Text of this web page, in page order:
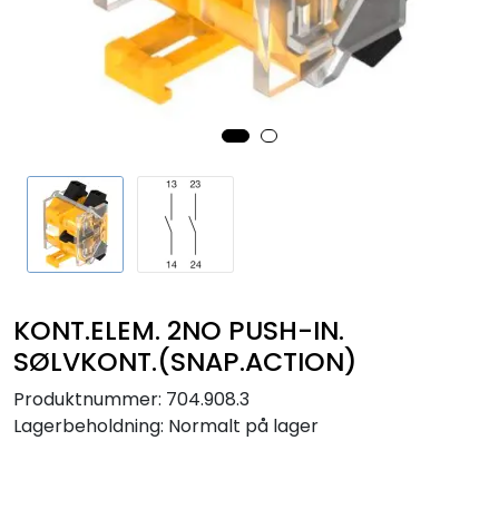
KONT.ELEM. 2NO PUSH-IN.
SØLVKONT.(SNAP.ACTION)
Produktnummer: 704.908.3
Lagerbeholdning: Normalt på lager
Leverandører